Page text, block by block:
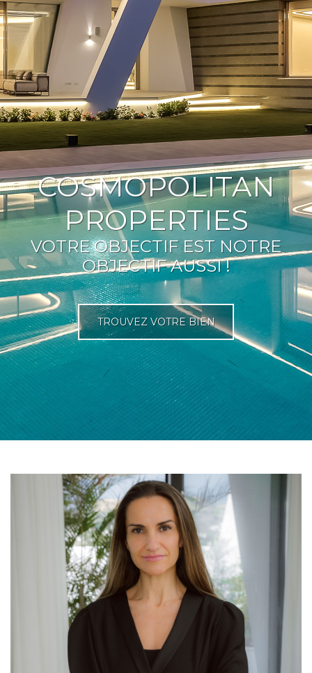
COSMOPOLITAN
PROPERTIES
VOTRE OBJECTIF EST NOTRE
OBJECTIF AUSSI !
TROUVEZ VOTRE BIEN